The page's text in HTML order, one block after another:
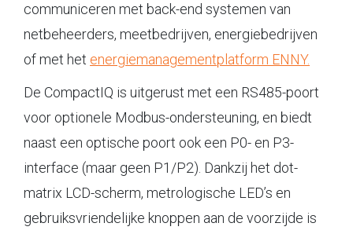
communiceren met back-end systemen van
netbeheerders, meetbedrijven, energiebedrijven
of met het energiemanagementplatform ENNY.
De CompactIQ is uitgerust met een RS485-poort
voor optionele Modbus-ondersteuning, en biedt
naast een optische poort ook een P0- en P3-
interface (maar geen P1/P2). Dankzij het dot-
matrix LCD-scherm, metrologische LED’s en
gebruiksvriendelijke knoppen aan de voorzijde is